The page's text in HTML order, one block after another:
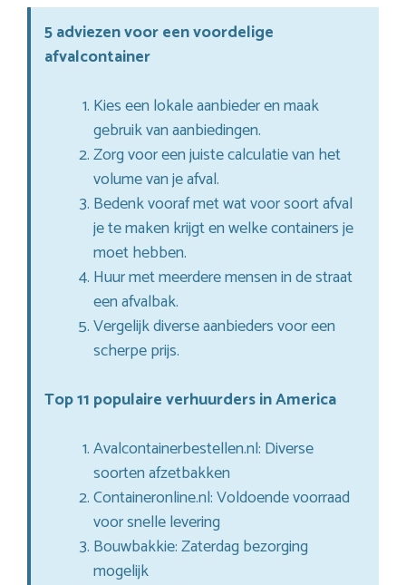
5 adviezen voor een voordelige
afvalcontainer
Kies een lokale aanbieder en maak
gebruik van aanbiedingen.
Zorg voor een juiste calculatie van het
volume van je afval.
Bedenk vooraf met wat voor soort afval
je te maken krijgt en welke containers je
moet hebben.
Huur met meerdere mensen in de straat
een afvalbak.
Vergelijk diverse aanbieders voor een
scherpe prijs.
Top 11 populaire verhuurders in America
Avalcontainerbestellen.nl: Diverse
soorten afzetbakken
Containeronline.nl: Voldoende voorraad
voor snelle levering
Bouwbakkie: Zaterdag bezorging
mogelijk